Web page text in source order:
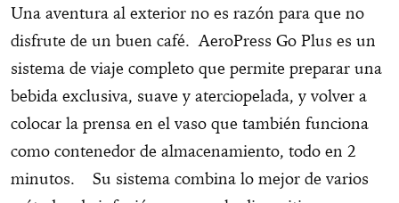
Una aventura al exterior no es razón para que no
disfrute de un buen café. AeroPress Go Plus es un
sistema de viaje completo que permite preparar una
bebida exclusiva, suave y aterciopelada, y volver a
colocar la prensa en el vaso que también funciona
como contenedor de almacenamiento, todo en 2
minutos. Su sistema combina lo mejor de varios